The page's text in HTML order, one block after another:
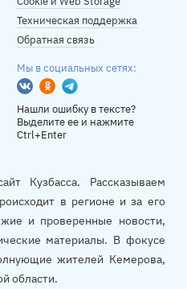
Техническая поддержка
Обратная связь
Мы в социальных сетях:
Вконтакте
Одноклассники
Telegram
Нашли ошибку в тексте?
Выделите ее и нажмите
Ctrl+Enter
Кузбасса. Рассказываем
в регионе и за его
и проверенные новости,
материалы. В фокусе
жителей Кемерова,
области.